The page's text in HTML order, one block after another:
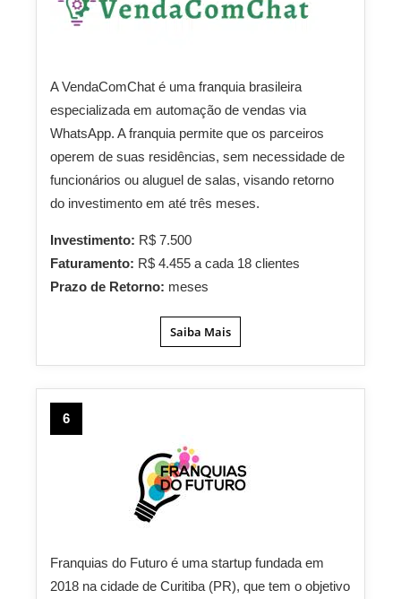
A VendaComChat é uma franquia brasileira
especializada em automação de vendas via
WhatsApp. A franquia permite que os parceiros
operem de suas residências, sem necessidade de
funcionários ou aluguel de salas, visando retorno
do investimento em até três meses.
Investimento: R$ 7.500
Faturamento: R$ 4.455 a cada 18 clientes
Prazo de Retorno: meses
Saiba Mais
6
Franquias do Futuro é uma startup fundada em
2018 na cidade de Curitiba (PR), que tem o objetivo